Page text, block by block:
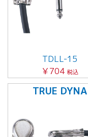
TDLL-15
￥704 税込
TRUE DYNA